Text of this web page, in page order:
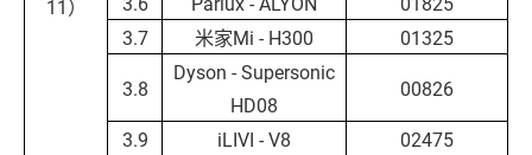
11）
3.7
米家Mi - H300
01325
3.8
Dyson - Supersonic
HD08
00826
3.9
iLIVI - V8
02475